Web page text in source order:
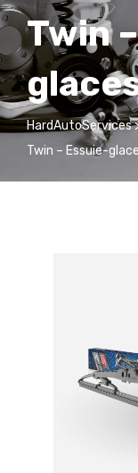
Twin
HardAutoServices
Twin – Essuie-